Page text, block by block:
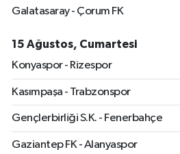
Galatasaray - Çorum FK
15 Ağustos, Cumartesi
Konyaspor - Rizespor
Kasımpaşa - Trabzonspor
Gençlerbirliği S.K. - Fenerbahçe
Gaziantep FK - Alanyaspor